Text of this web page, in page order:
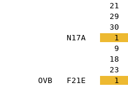
21
29
30
N17A
1
9
18
23
OVB F21E 1